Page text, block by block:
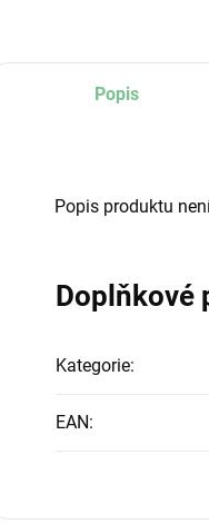
Popis
Popis produktu
Doplňkové
Kategorie:
EAN: